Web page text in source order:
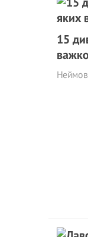
15